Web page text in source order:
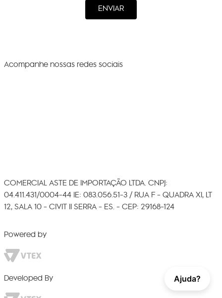
Ajuda?
ENVIAR
Acompanhe nossas redes sociais
COMERCIAL ASTE DE IMPORTAÇÃO LTDA. CNPJ:
04.411.431/0004-44 IE: 083.056.51-3 / RUA F - QUADRA XI, LT
12, SALA 10 - CIVIT II SERRA - ES. - CEP: 29168-124
Powered by
Developed By